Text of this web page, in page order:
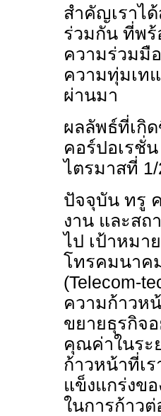
สำคัญเราไ
ร่วมกัน ที่พร้
ความร่วมมื
ความทุ่มเท
ผ่านมา
ผลลัพธ์ที่เกิ
คอร์ปอเรชั่
ไตรมาสที่
ปัจจุบัน ทรู
งาน และสถ
ไป เป้าหมา
โทรคมนาค
(Telecom-
ความก้าวห
ขยายธุรกิจ
คุณค่าในระ
ก้าวหน้าที่เ
แข็งแกร่งข
ในการก้าว